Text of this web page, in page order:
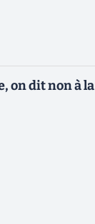
on dit non à la